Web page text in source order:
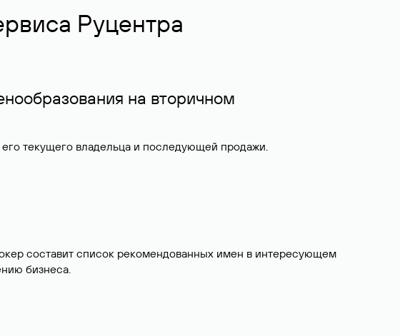
Руцентра
на вторичном
текущего владельца и последующей продажи.
составит список рекомендованных имен в интересующем
бизнеса.